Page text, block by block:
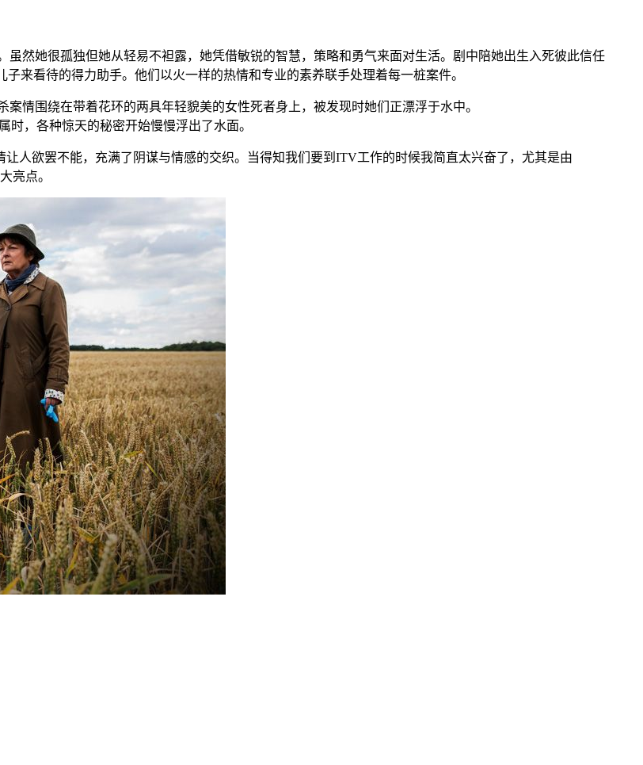
然她很孤独但她从轻易不袒露，她凭借敏锐的智慧，策略和勇气来面对生活。剧中陪她出生入死彼此信任
子来看待的得力助手。他们以火一样的热情和专业的素养联手处理着每一桩案件。
情围绕在带着花环的两具年轻貌美的女性死者身上，被发现时她们正漂浮于水中。
时，各种惊天的秘密开始慢慢浮出了水面。
让人欲罢不能，充满了阴谋与情感的交织。当得知我们要到ITV工作的时候我简直太兴奋了，尤其是由
亮点。